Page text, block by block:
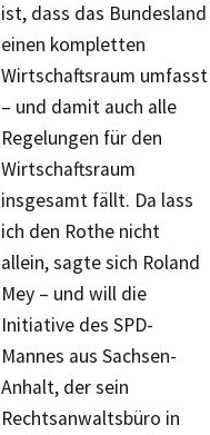
ist, dass das Bundesland
einen kompletten
Wirtschaftsraum umfasst
– und damit auch alle
Regelungen für den
Wirtschaftsraum
insgesamt fällt. Da lass
ich den Rothe nicht
allein, sagte sich Roland
Mey – und will die
Initiative des SPD-
Mannes aus Sachsen-
Anhalt, der sein
Rechtsanwaltsbüro in